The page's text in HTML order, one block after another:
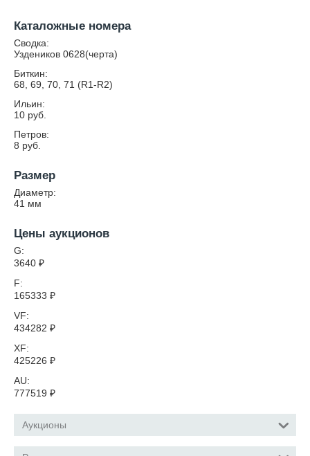
Каталожные номера
Сводка:
Уздеников 0628(черта)
Биткин:
68, 69, 70, 71 (R1-R2)
Ильин:
10 руб.
Петров:
8 руб.
Размер
Диаметр:
41 мм
Цены аукционов
G:
3640 ₽
F:
165333 ₽
VF:
434282 ₽
XF:
425226 ₽
AU:
777519 ₽
Аукционы